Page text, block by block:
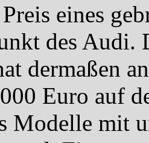
eines
des Audi.
dermaßen
Euro auf
Modelle mit